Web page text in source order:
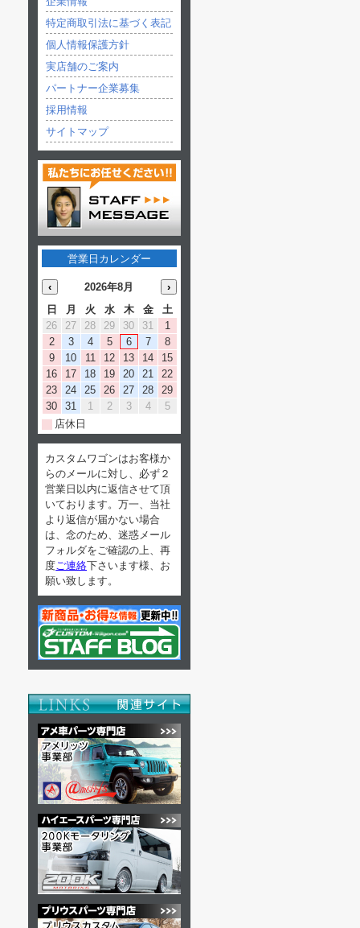
特定商取引法に基づく表記
個人情報保護方針
実店舗のご案内
パートナー企業募集
採用情報
サイトマップ
営業日カレンダー
‹ 2026年8月
›
日
月 火 水 木 金
土
26
27 28 29 30 31
1
2
3 4 5 6 7
8
9
10 11 12 13 14
15
16
17 18 19 20 21
22
23
24 25 26 27 28
29
30
31 1 2 3 4
5
店休日
カスタムワゴンはお客様か
らのメールに対し、必ず２
営業日以内に返信させて頂
いております。万一、当社
より返信が届かない場合
は、念のため、迷惑メール
フォルダをご確認の上、再
度 ご連絡下さいます様、お
願い致します。